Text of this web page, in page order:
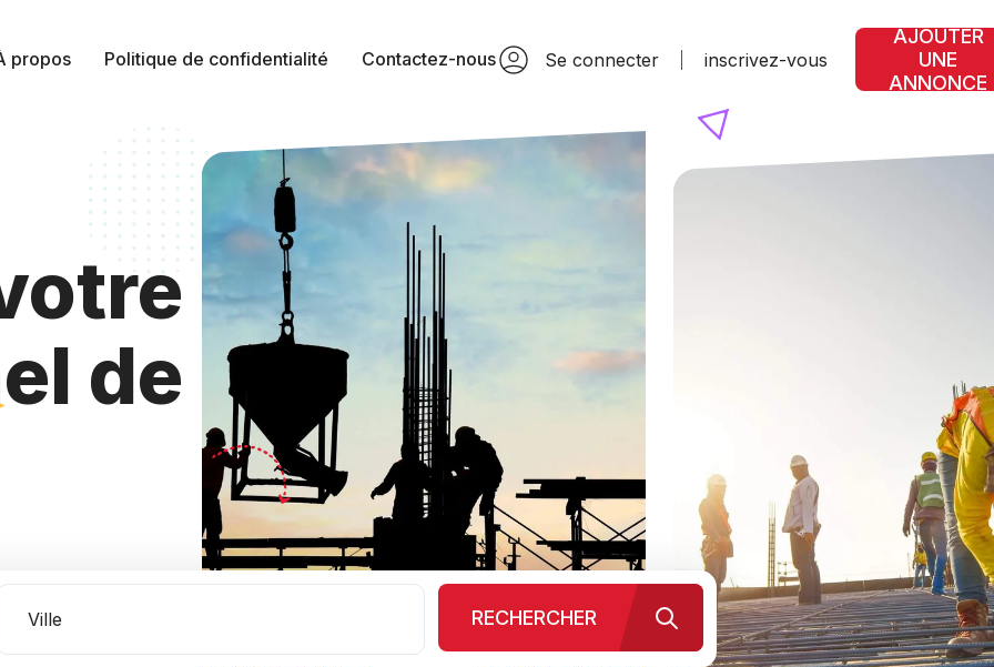
propos Politique de confidentialité Contactez-nous Se connecter inscrivez-vous
AJOUTER
UNE
ANNONCE
de
Ville RECHERCHER